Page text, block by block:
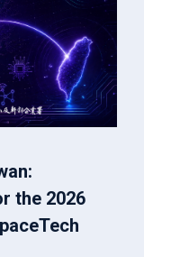
the 2026